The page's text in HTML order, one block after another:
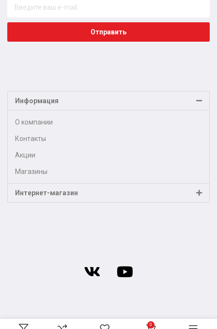
Отправить
Информация
О компании
Контакты
Акции
Магазины
Интернет-магазин
0